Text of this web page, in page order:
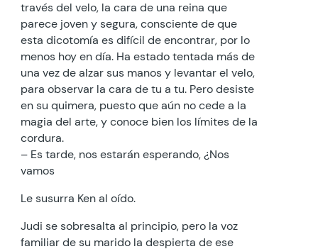
través del velo, la cara de una reina que
parece joven y segura, consciente de que
esta dicotomía es difícil de encontrar, por lo
menos hoy en día. Ha estado tentada más de
una vez de alzar sus manos y levantar el velo,
para observar la cara de tu a tu. Pero desiste
en su quimera, puesto que aún no cede a la
magia del arte, y conoce bien los límites de la
cordura.
– Es tarde, nos estarán esperando, ¿Nos
vamos
Le susurra Ken al oído.
Judi se sobresalta al principio, pero la voz
familiar de su marido la despierta de ese